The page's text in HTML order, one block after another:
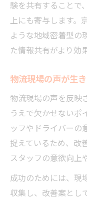
験を共有することで
上にも寄与します。
ような地域密着型の
た情報共有がより効
物流現場の声が生
物流現場の声を反映
うえで欠かせないポ
ッフやドライバーの
捉えているため、改
スタッフの意欲向上
成功のためには、現
収集し、改善案とし